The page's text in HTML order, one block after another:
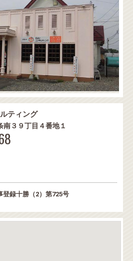
ティング
南３９丁目４番地１
登録十勝（2）第725号